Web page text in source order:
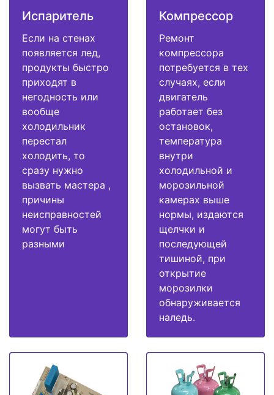
Испаритель
Если на стенах
появляется лед,
продукты быстро
приходят в
негодность или
вообще
холодильник
перестал
холодить, то
сразу нужно
вызвать мастера ,
причины
неисправностей
могут быть
разными
Компрессор
Ремонт
компрессора
потребуется в тех
случаях, если
двигатель
работает без
остановок,
температура
внутри
холодильной и
морозильной
камерах выше
нормы, издаются
щелчки и
последующей
тишиной, при
открытие
морозилки
обнаруживается
наледь.